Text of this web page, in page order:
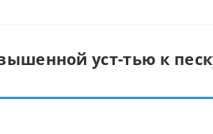
уст-тью к